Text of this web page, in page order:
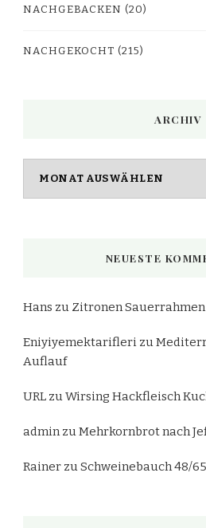
NACHGEBACKEN (20)
NACHGEKOCHT (215)
ARCHIV
NEUESTE
Hans zu Zitronen Sauerrahmen
Eniyiyemektarifleri zu
Auflauf
URL zuWirsing Hackfleisch
adminzuMehrkornbrot nach
Rainer zuSchweinebauch 48/